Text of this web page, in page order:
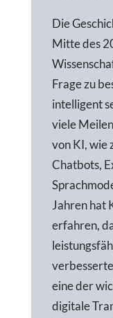
Die
Mitte des
Frage zu
intelligent
viele
von KI, wie
Chatbots,
Jahren hat
erfahren,
eine der
digitale